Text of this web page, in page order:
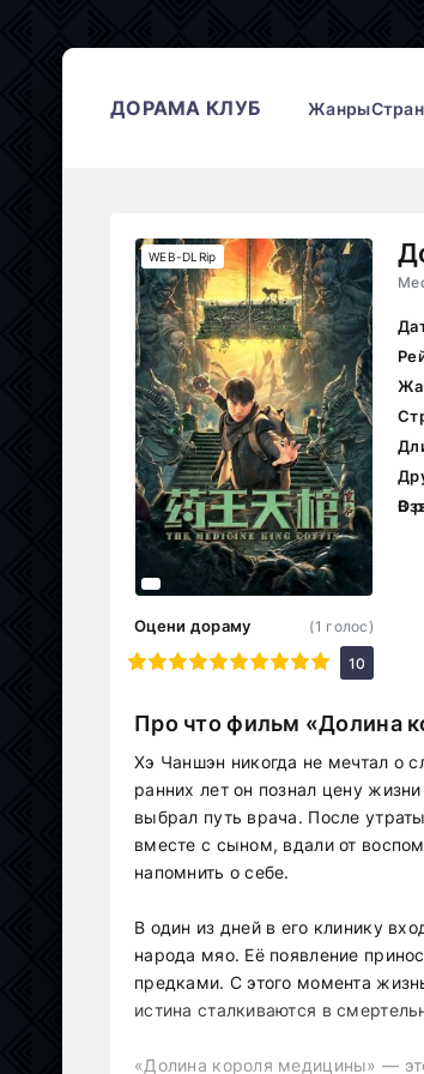
ДОРАМА КЛУБ Жанры
WEB-DLRip
Оцени дораму
7 8 9 10
(1 голос)
10
В
Про что фильм «Долина
Хэ Чаншэн никогда не мечтал о
ранних лет он познал цену
выбрал путь врача. После
вместе с сыном, вдали от
напомнить о себе.
В один из дней в его клинику
народа мяо. Её появление
предками. С этого момента
истина сталкиваются в
«Долина короля медицины» —